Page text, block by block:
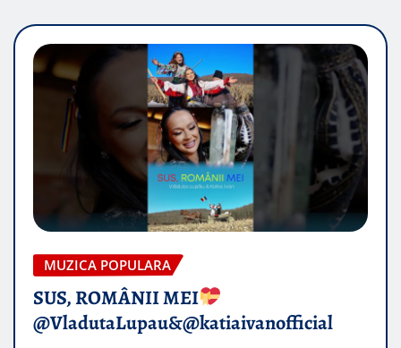
MUZICA POPULARA
SUS, ROMÂNII MEI
@VladutaLupau&@katiaivanofficial